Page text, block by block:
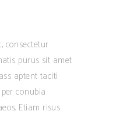
consectetur
purus sit amet
aptent taciti
conubia
Etiam risus